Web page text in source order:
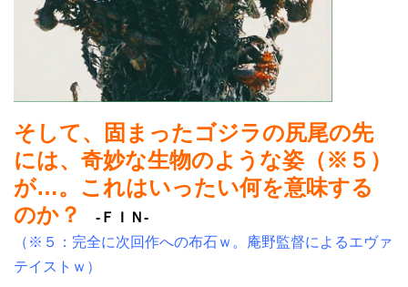
そして、固まったゴジラの尻尾の先
には、奇妙な生物のような姿（※５）
が…。これはいったい何を意味する
のか？
-ＦＩＮ-
（※５：完全に次回作への布石ｗ。庵野監督によるエヴァ
テイストｗ）